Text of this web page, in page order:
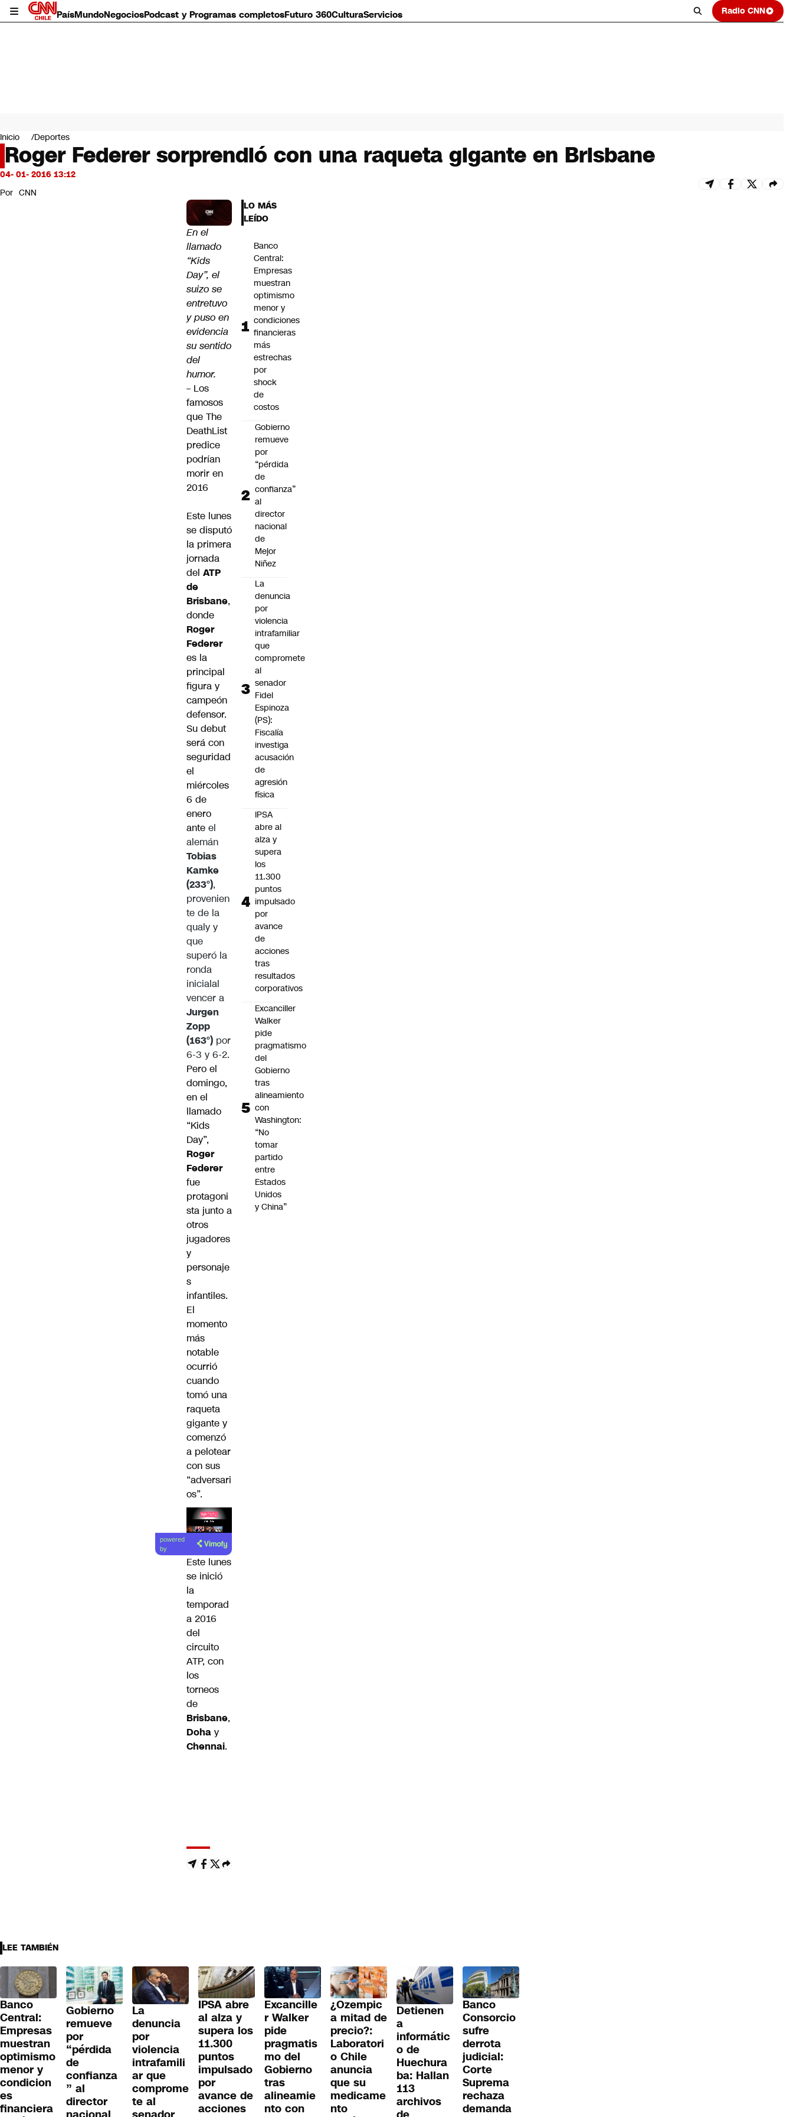
PaísMundoNegociosPodcast y Programas completosFuturo 360CulturaServicios Radio CNN
Mundo
Negocios
Deportes
Programas completos
Servicios
Inicio Deportes
Roger Federer sorprendió con una raqueta gigante en Brisbane
04- 01- 2016 13:12
Por CNN
En el
llamado
“Kids
Day”, el
suizo se
entretuvo
y puso en
evidencia
su sentido
del
humor.
– Los
famosos
que The
DeathList
predice
podrían
morir en
2016
Este lunes
se disputó
la primera
jornada
del ATP
de
Brisbane,
donde
Roger
Federer
es la
principal
figura y
campeón
defensor.
Su debut
será con
seguridad
el
miércoles
6 de
enero
ante el
alemán
Tobias
Kamke
(233°),
provenien
te de la
qualy y
que
superó la
ronda
inicialal
vencer a
Jurgen
Zopp
(163°) por
6-3 y 6-2.
Pero el
domingo,
en el
llamado
“Kids
Day”,
Roger
Federer
fue
protagoni
sta junto a
otros
jugadores
y
personaje
s
infantiles.
El
momento
más
notable
ocurrió
cuando
tomó una
raqueta
gigante y
comenzó
a pelotear
con sus
“adversari
os”.
Lea el
artículo
powered
by
Este lunes
se inició
la
temporad
a 2016
del
circuito
ATP, con
los
torneos
de
Brisbane,
Doha y
Chennai.
LO MÁS
LEÍDO
Banco
Central:
Empresas
muestran
optimismo
menor y
condiciones
financieras
más
estrechas
por
shock
de
costos
Gobierno
remueve
por
“pérdida
de
confianza”
al
director
nacional
de
Mejor
Niñez
La
denuncia
por
violencia
intrafamiliar
que
compromete
al
senador
Fidel
Espinoza
(PS):
Fiscalía
investiga
acusación
de
agresión
física
IPSA
abre al
alza y
supera
los
11.300
puntos
impulsado
por
avance
de
acciones
tras
resultados
corporativos
Excanciller
Walker
pide
pragmatismo
del
Gobierno
tras
alineamiento
con
Washington:
“No
tomar
partido
entre
Estados
Unidos
y China”
LEE TAMBIÉN
Banco
Central:
Empresas
muestran
optimismo
menor y
condicion
es
financiera
Gobierno
remueve
por
“pérdida
de
confianza
” al
director
La
denuncia
por
violencia
intrafamili
ar que
comprome
te al
IPSA abre
al alza y
supera los
11.300
puntos
impulsado
por
avance de
acciones
Excancille
r Walker
pide
pragmatis
mo del
Gobierno
tras
alineamie
nto con
¿Ozempic
a mitad de
precio?:
Laboratori
o Chile
anuncia
que su
medicame
nto
Detienen
a
informátic
o de
Huechura
ba: Hallan
113
archivos
Banco
Consorcio
sufre
derrota
judicial:
Corte
Suprema
rechaza
demanda